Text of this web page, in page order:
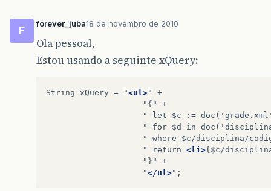
F
forever_juba18 de novembro de 2010
Ola pessoal,
Estou usando a seguinte xQuery:
String xQuery = "<ul>"
"{"
"
let $c :=
"
for $d in
"
where
$c/disciplina/
"
return <li>{$c/
"}"
"</ul>